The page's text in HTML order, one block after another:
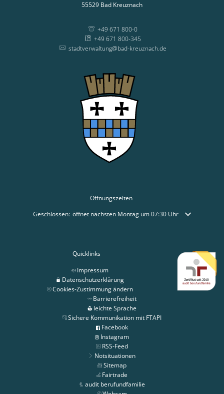
55529 Bad Kreuznach
+49 671 800-0
+49 671 800-345
stadtverwaltung@bad-kreuznach.de
Öffnungszeiten
Klicken, um weitere Öffnungs- oder Schließzeiten auszublenden
Geschlossen: öffnet nächsten Montag um 07:30 Uhr
Quicklinks
Impressum
Datenschutzerklärung
Cookies-Zustimmung ändern
Barrierefreiheit
leichte Sprache
Sichere Kommunikation mit FTAPI
Facebook
Instagram
RSS-Feed
Notsituationen
Sitemap
Fairtrade
audit berufundfamilie